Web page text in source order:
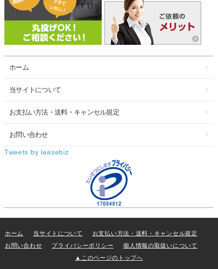
ホーム
当サイトについて
お支払い方法・送料・キャンセル規定
お問い合わせ
Tweets by leasebiz
ホーム 当サイトについて
お支払い方法・送料・キャンセル規定
お問い合わせ
プライバシーポリシー
個人情報の取扱いについて
▲このページのトップへ